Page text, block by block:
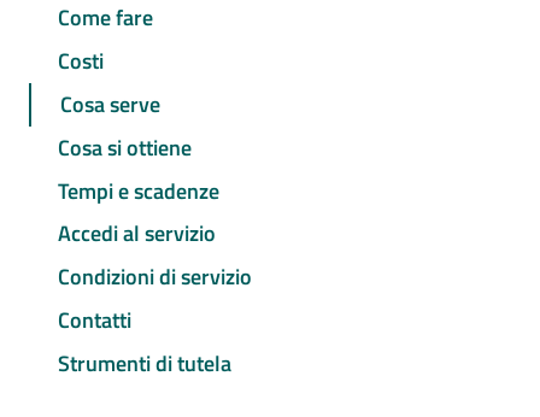
Come fare
Costi
Cosa serve
Cosa si ottiene
Tempi e scadenze
Accedi al servizio
Condizioni di servizio
Contatti
Strumenti di tutela